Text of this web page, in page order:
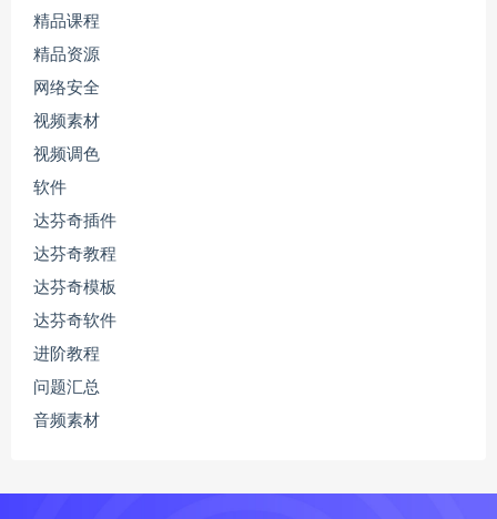
精品课程
精品资源
网络安全
视频素材
视频调色
软件
达芬奇插件
达芬奇教程
达芬奇模板
达芬奇软件
进阶教程
问题汇总
音频素材